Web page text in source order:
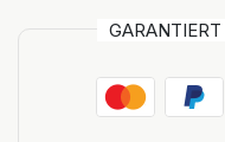
GARANTIERT